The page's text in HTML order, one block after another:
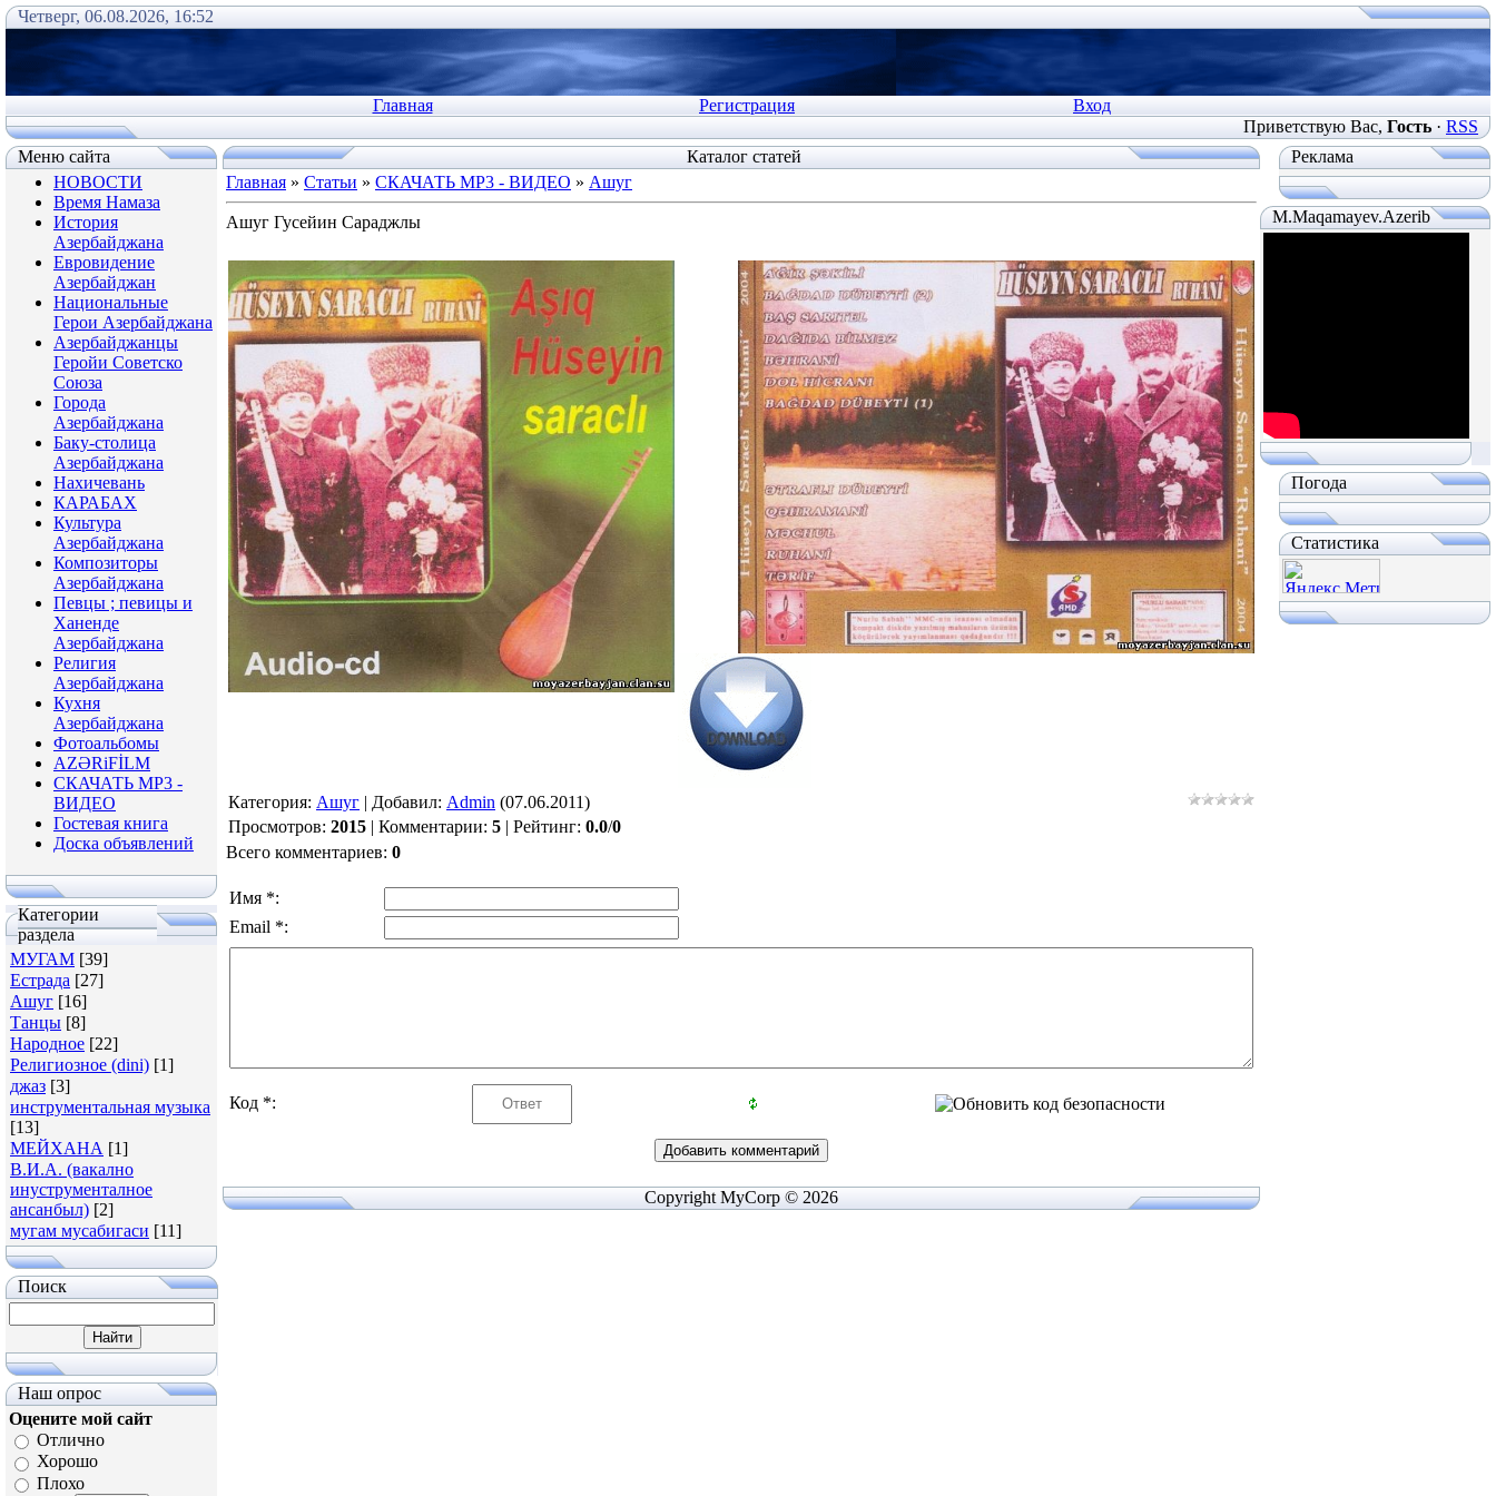
Четверг, 06.08.2026, 16:52
Главная Регистрация
Вход
Приветствую Вас, Гость· RSS
Меню сайта
НОВОСТИ
Время Намаза
История
Азербайджана
Евровидение
Азербайджан
Национальные
Герои Азербайджана
Азербайджанцы
Геройи Советско
Союза
Города
Азербайджана
Баку-столица
Азербайджана
Нахичевань
КАРАБАХ
Культура
Азербайджана
Композиторы
Азербайджана
Певцы ; певицы и
Ханенде
Азербайджана
Религия
Азербайджана
Кухня
Азербайджана
Фотоальбомы
AZƏRiFİLM
СКАЧАТЬ МР3 -
ВИДЕО
Гостевая книга
Доска объявлений
Категории
раздела
МУГАМ [39]
Естрада [27]
Ашуг [16]
Танцы [8]
Народное [22]
Религиозное (dini) [1]
джаз [3]
инструментальная музыка
[13]
МЕЙХАНА [1]
В.И.А. (вакално
инуструменталное
ансанбыл) [2]
мугам мусабигаси [11]
Поиск
Наш опрос
Оцените мой сайт
Отлично
Хорошо
Плохо
Каталог статей
Главная » Статьи » СКАЧАТЬ МР3 - ВИДЕО » Ашуг
Ашуг Гусейин Сараджлы
Категория: Ашуг | Добавил: Admin (07.06.2011)
Просмотров: 2015 | Комментарии: 5 | Рейтинг: 0.0/0
Всего комментариев: 0
Имя *:
Email *:
Код *:
Copyright MyCorp © 2026
Реклама
M.Maqamayev.Azerib
Погода
Статистика